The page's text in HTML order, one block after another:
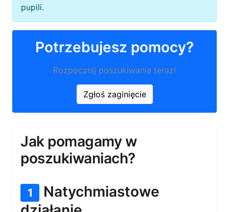
pupili.
Potrzebujesz pomocy?
Rozpocznij poszukiwania teraz!
Zgłoś zaginięcie
Jak pomagamy w
poszukiwaniach?
1
Natychmiastowe